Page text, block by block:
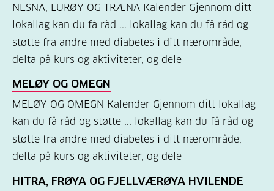
oppskrifter
(690)
(302)
Tilbud
til
deg
NESNA, LURØY OG TRÆNA Kalender Gjennom ditt
lokallag kan du få råd ... lokallag kan du få råd og
støtte fra andre med diabetes i ditt nærområde,
delta på kurs og aktiviteter, og dele
MELØY OG OMEGN
MELØY OG OMEGN Kalender Gjennom ditt lokallag
kan du få råd og støtte ... lokallag kan du få råd og
støtte fra andre med diabetes i ditt nærområde,
delta på kurs og aktiviteter, og dele
HITRA, FRØYA OG FJELLVÆRØYA HVILENDE